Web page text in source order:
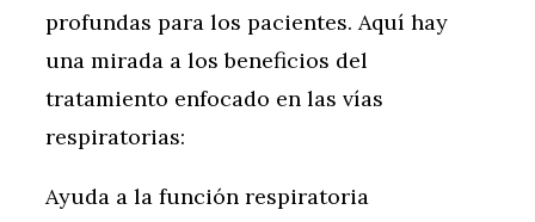
profundas para los pacientes. Aquí hay
una mirada a los beneficios del
tratamiento enfocado en las vías
respiratorias:
Ayuda a la función respiratoria